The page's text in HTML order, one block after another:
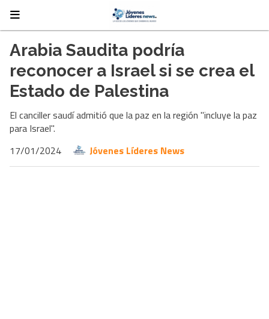
Arabia Saudita podría
reconocer a Israel si se crea el
Estado de Palestina
El canciller saudí admitió que la paz en la región "incluye la paz
para Israel".
17/01/2024
Jóvenes Líderes News